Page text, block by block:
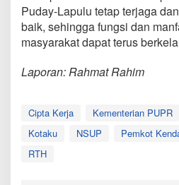
Puday-Lapulu tetap terjaga
baik, sehingga fungsi dan
masyarakat dapat terus
Laporan: Rahmat Rahim
Cipta Kerja Kementerian PUPR
Kotaku
NSUP Pemkot
RTH